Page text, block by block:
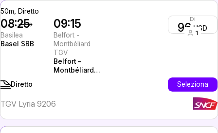
50m, Diretto
08:25
Basilea
Basel SBB
09:15
Belfort -
Montbéliard
TGV
Belfort –
Montbéliard
Di
96 USD
1
Diretto Seleziona
TGV Lyria 9206